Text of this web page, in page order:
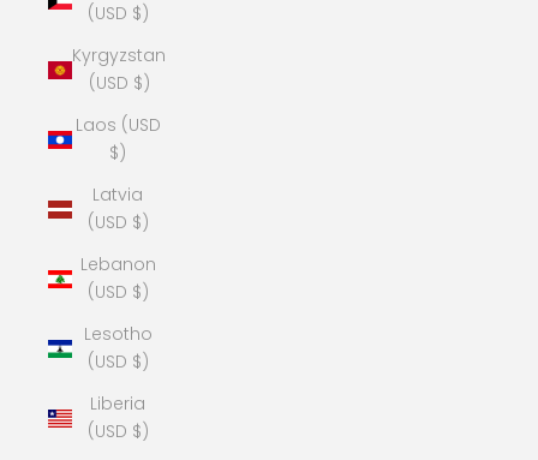
(USD $)
Kyrgyzstan
(USD $)
Laos (USD
$)
Latvia
(USD $)
Lebanon
(USD $)
Lesotho
(USD $)
Liberia
(USD $)